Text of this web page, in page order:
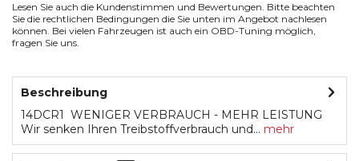
Lesen Sie auch die Kundenstimmen und Bewertungen. Bitte beachten
Sie die rechtlichen Bedingungen die Sie unten im Angebot nachlesen
können. Bei vielen Fahrzeugen ist auch ein OBD-Tuning möglich,
fragen Sie uns.
Beschreibung
14DCR1 WENIGER VERBRAUCH - MEHR LEISTUNG
Wir senken Ihren Treibstoffverbrauch und... mehr